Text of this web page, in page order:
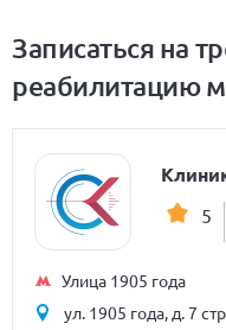
Записаться на
реабилитацию
5
Улица 1905 года
ул. 1905 года, д. 7